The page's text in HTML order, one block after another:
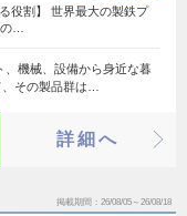
役割】 世界最大の製鉄プ
…
、機械、設備から身近な暮
その製品群は…
詳細へ
掲載期間 26/08/05～26/08/18